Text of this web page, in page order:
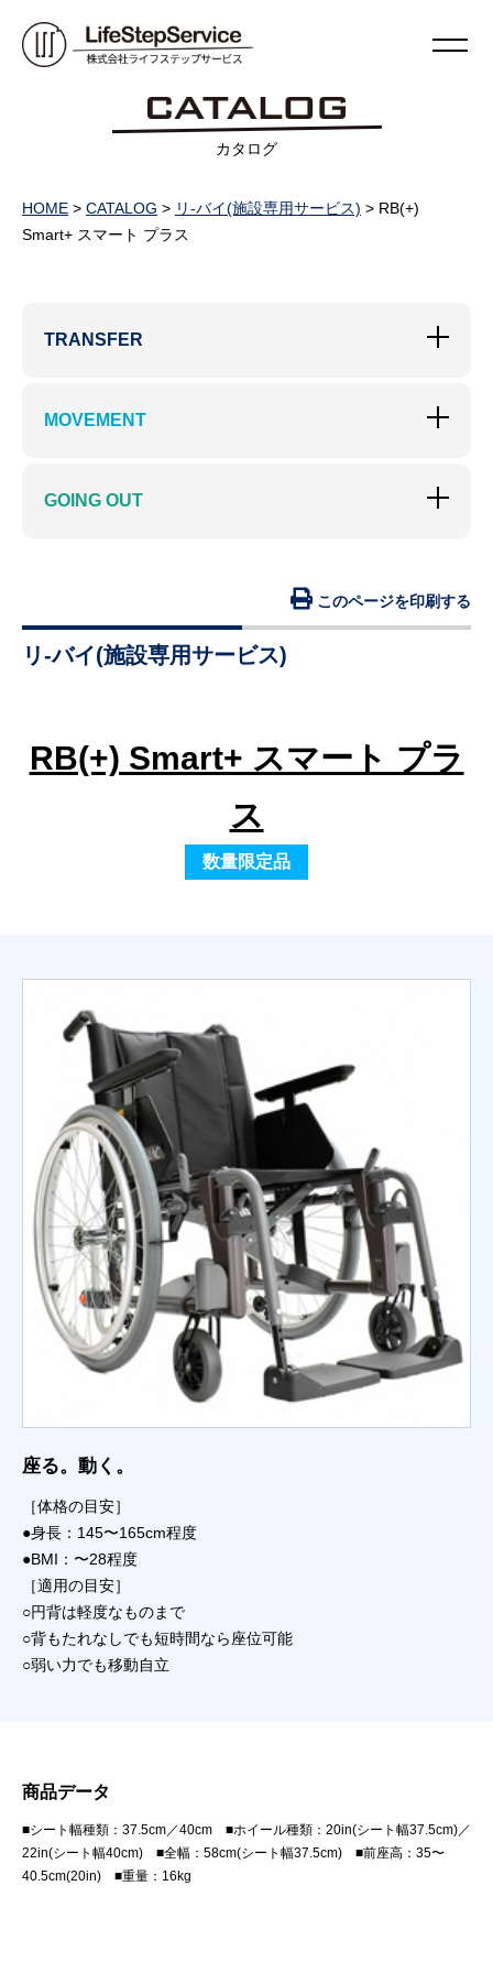
カタログ
HOME > CATALOG > リ-バイ(施設専用サービス) > RB(+)
Smart+ スマート プラス
TRANSFER
MOVEMENT
GOING OUT
このページを印刷する
リ-バイ(施設専用サービス)
RB(+) Smart+ スマート プラ
ス
数量限定品
座る。動く。
［体格の目安］
●身長：145〜165cm程度
●BMI：〜28程度
［適用の目安］
○円背は軽度なものまで
○背もたれなしでも短時間なら座位可能
○弱い力でも移動自立
商品データ
■シート幅種類：37.5cm／40cm ■ホイール種類：20in(シート幅37.5cm)／
22in(シート幅40cm) ■全幅：58cm(シート幅37.5cm) ■前座高：35〜
40.5cm(20in) ■重量：16kg